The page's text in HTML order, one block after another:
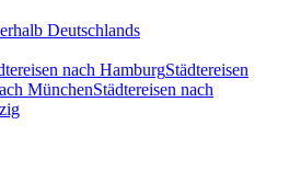
Deutschlands
nach HamburgStädtereisen
MünchenStädtereisen nach